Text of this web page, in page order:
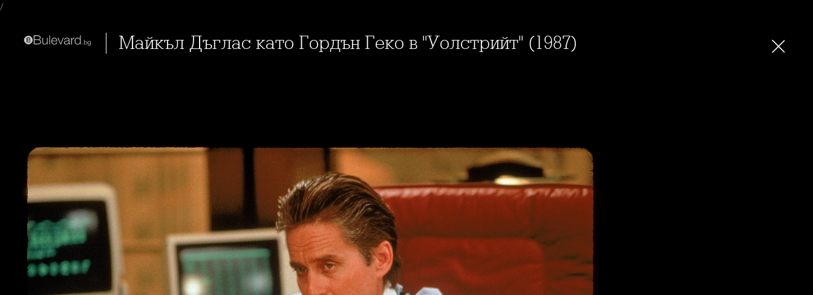
/
Майкъл Дъглас като Гордън Геко в "Уолстрийт" (1987)